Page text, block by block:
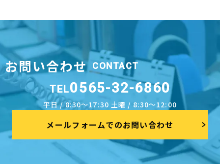
お問い合わせ CONTACT
TEL0565-32-6860
平日 / 8:30～17:30 土曜 / 8:30～12:00
メールフォームでのお問い合わせ